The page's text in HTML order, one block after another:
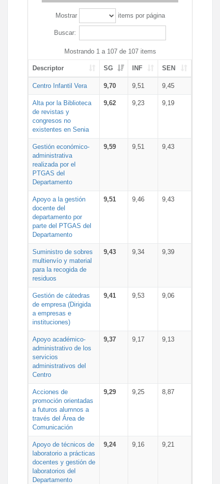
Mostrar items por página
Buscar:
Mostrando 1 a 107 de 107 items
Descriptor SG INF SEN
Centro Infantil Vera 9,70 9,51 9,45
Alta por la Biblioteca
de revistas y
congresos no
existentes en Senia
9,62 9,23 9,19
Gestión económico-
administrativa
realizada por el
PTGAS del
Departamento
9,59 9,51 9,43
Apoyo a la gestión
docente del
departamento por
parte del PTGAS del
Departamento
9,51 9,46 9,43
Suministro de sobres
multienvío y material
para la recogida de
residuos
9,43 9,34 9,39
Gestión de cátedras
de empresa (Dirigida
a empresas e
instituciones)
9,41 9,53 9,06
Apoyo académico-
administrativo de los
servicios
administrativos del
Centro
9,37 9,17 9,13
Acciones de
promoción orientadas
a futuros alumnos a
través del Área de
Comunicación
9,29 9,25 8,87
Apoyo de técnicos de
laboratorio a prácticas
docentes y gestión de
laboratorios del
Departamento
9,24 9,16 9,21